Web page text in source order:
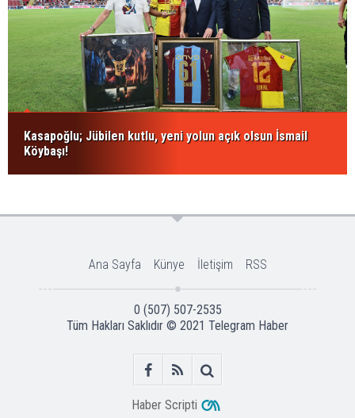
Kasapoğlu; Jübilen kutlu, yeni yolun açık olsun İsmail
Köybaşı!
Ana Sayfa Künye İletişim RSS
0 (507) 507-2535
Tüm Hakları Saklıdır © 2021 Telegram Haber
Haber Scripti